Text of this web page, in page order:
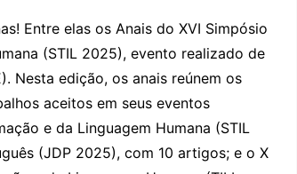
Entre elas os Anais do XVI Simpósio
(STIL 2025), evento realizado de
Nesta edição, os anais reúnem os
aceitos em seus eventos
e da Linguagem Humana (STIL
(JDP 2025), com 10 artigos; e o X